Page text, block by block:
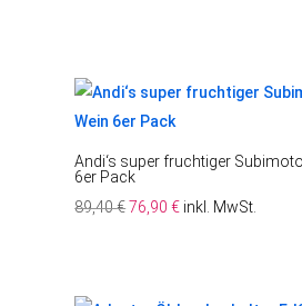
Andi‘s super fruchtiger
6er Pack
89,40€Ursprünglicher
76,90€Aktueller
inkl. MwSt.